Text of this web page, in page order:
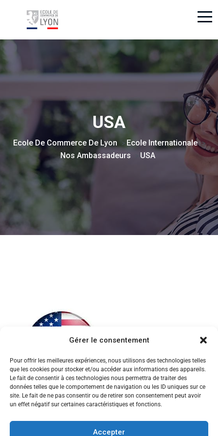
Gérer le consentement
Pour offrir les meilleures expériences, nous utilisons des technologies telles
que les cookies pour stocker et/ou accéder aux informations des appareils.
Le fait de consentir à ces technologies nous permettra de traiter des
données telles que le comportement de navigation ou les ID uniques sur ce
site. Le fait de ne pas consentir ou de retirer son consentement peut avoir
un effet négatif sur certaines caractéristiques et fonctions.
Accepter
USA
Ecole De Commerce De Lyon > Ecole Internationale >
Nos Ambassadeurs USA